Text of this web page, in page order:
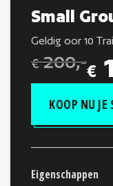
Small
Geldig oor 10
€ 200,-€
KOOP NU
Eigenschappen